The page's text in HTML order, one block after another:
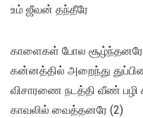
உம் ஜீவன் தந்தீரே
காளைகள் போல சூழ்ந்தனரே
கன்னத்தில் அறைந்து
விசாரணை நடத்தி வீண் பழி
காவலில் வைத்தனரே (2)